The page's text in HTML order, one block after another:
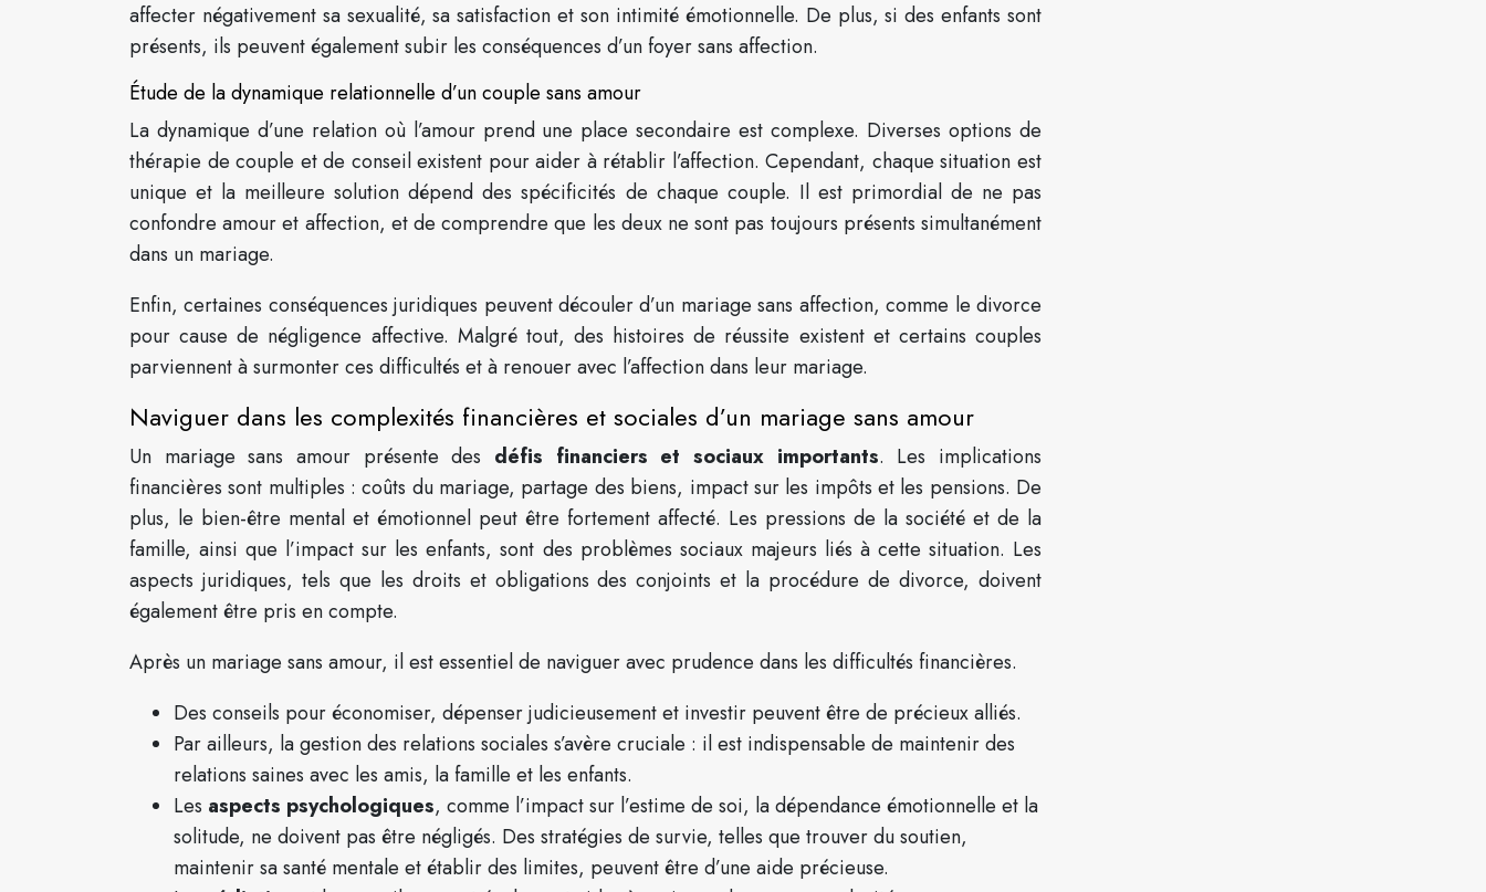
affecter négativement sa sexualité, sa satisfaction et son intimité émotionnelle. De plus, si des enfants sont
présents, ils peuvent également subir les conséquences d’un foyer sans affection.
Étude de la dynamique relationnelle d’un couple sans amour
La dynamique d’une relation où l’amour prend une place secondaire est complexe. Diverses options de
thérapie de couple et de conseil existent pour aider à rétablir l’affection. Cependant, chaque situation est
unique et la meilleure solution dépend des spécificités de chaque couple. Il est primordial de ne pas
confondre amour et affection, et de comprendre que les deux ne sont pas toujours présents simultanément
dans un mariage.
Enfin, certaines conséquences juridiques peuvent découler d’un mariage sans affection, comme le divorce
pour cause de négligence affective. Malgré tout, des histoires de réussite existent et certains couples
parviennent à surmonter ces difficultés et à renouer avec l’affection dans leur mariage.
Naviguer dans les complexités financières et sociales d’un mariage sans amour
Un mariage sans amour présente des défis financiers et sociaux importants. Les implications
financières sont multiples : coûts du mariage, partage des biens, impact sur les impôts et les pensions. De
plus, le bien-être mental et émotionnel peut être fortement affecté. Les pressions de la société et de la
famille, ainsi que l’impact sur les enfants, sont des problèmes sociaux majeurs liés à cette situation. Les
aspects juridiques, tels que les droits et obligations des conjoints et la procédure de divorce, doivent
également être pris en compte.
Après un mariage sans amour, il est essentiel de naviguer avec prudence dans les difficultés financières.
Des conseils pour économiser, dépenser judicieusement et investir peuvent être de précieux alliés.
Par ailleurs, la gestion des relations sociales s’avère cruciale : il est indispensable de maintenir des
relations saines avec les amis, la famille et les enfants.
Les aspects psychologiques, comme l’impact sur l’estime de soi, la dépendance émotionnelle et la
solitude, ne doivent pas être négligés. Des stratégies de survie, telles que trouver du soutien,
maintenir sa santé mentale et établir des limites, peuvent être d’une aide précieuse.